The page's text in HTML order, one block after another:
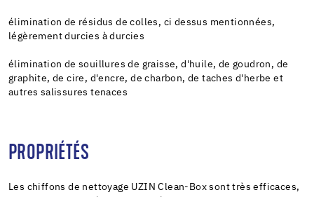
élimination de résidus de colles, ci dessus mentionnées,
légèrement durcies à durcies
élimination de souillures de graisse, d'huile, de goudron, de
graphite, de cire, d'encre, de charbon, de taches d'herbe et
autres salissures tenaces
PROPRIÉTÉS
Les chiffons de nettoyage UZIN Clean-Box sont très efficaces,